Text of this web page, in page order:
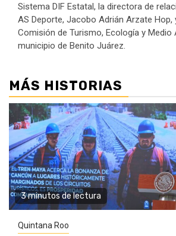
Sistema DIF Estatal, la directora de
AS Deporte, Jacobo Adrián Arzate Hop,
Comisión de Turismo, Ecología y Medio
municipio de Benito Juárez.
MÁS HISTORIAS
3 minutos de lectura
Quintana Roo